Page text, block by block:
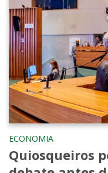
ECONOMIA
Quiosqueiros